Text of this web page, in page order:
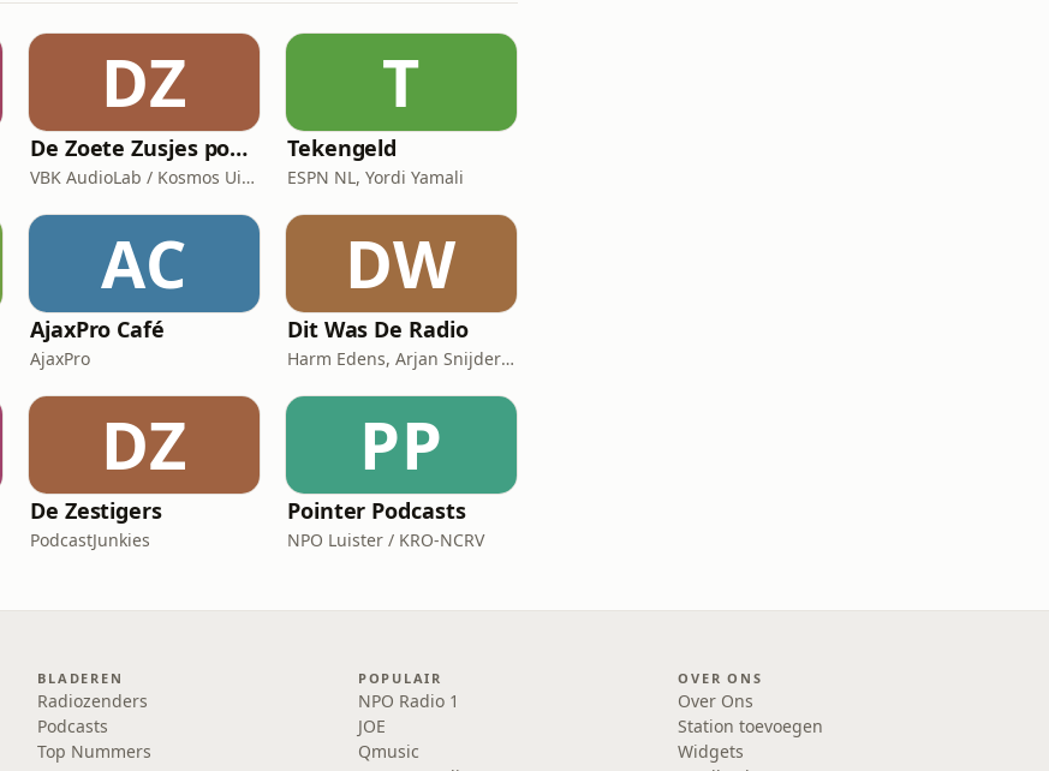
DZ
De Zoete Zusjes podcast
VBK AudioLab / Kosmos Uitgevers
T
Tekengeld
ESPN NL, Yordi Yamali
AC
AjaxPro Café
AjaxPro
DW
Dit Was De Radio
Harm Edens, Arjan Snijders, Ron Vergouwen
DZ
De Zestigers
PodcastJunkies
PP
Pointer Podcasts
NPO Luister / KRO-NCRV
BLADEREN
Radiozenders
Podcasts
Top Nummers
POPULAIR
NPO Radio 1
JOE
Qmusic
OVER ONS
Over Ons
Station toevoegen
Widgets